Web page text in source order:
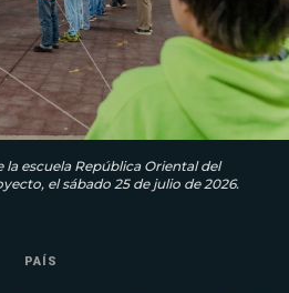
escuela República Oriental del
el sábado 25 de julio de 2026.
PAÍS